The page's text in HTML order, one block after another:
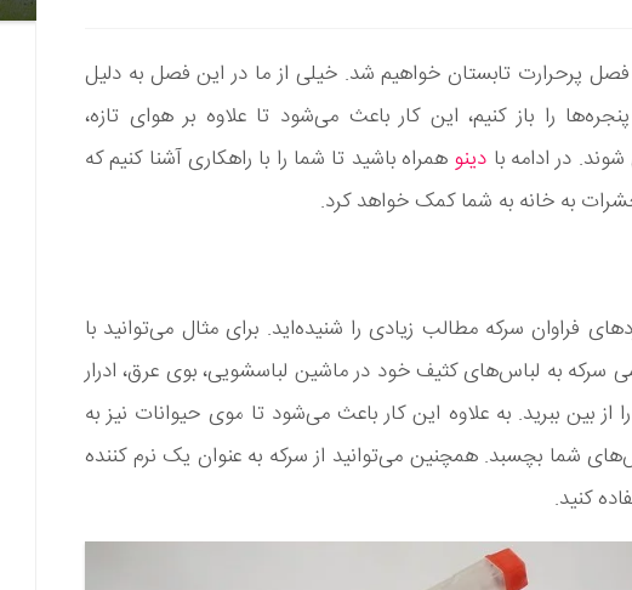
فصل پرحرارت تابستان خواهیم شد. خیلی از ما در این فصل به دلیل
را باز کنیم، این کار باعث می‌شود تا علاوه بر هوای تازه،
در ادامه با دینو همراه باشید تا شما را با راهکاری آشنا کنیم که
به خانه به شما کمک خواهد کرد.
فراوان سرکه مطالب زیادی را شنیده‌اید. برای مثال می‌توانید با
سرکه به لباس‌های کثیف خود در ماشین لباسشویی، بوی عرق، ادرار
از بین ببرید. به علاوه این کار باعث می‌شود تا موی حیوانات نیز به
شما بچسبد. همچنین می‌توانید از سرکه به عنوان یک نرم کننده
کنید.